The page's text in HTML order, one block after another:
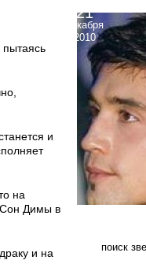
пытаясь
и
на
Сон Димы в
и на
21
декабря
2010